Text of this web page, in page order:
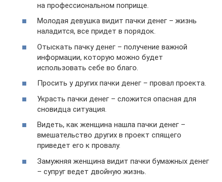
на профессиональном поприще.
Молодая девушка видит пачки денег – жизнь
наладится, все придет в порядок.
Отыскать пачку денег – получение важной
информации, которую можно будет
использовать себе во благо.
Просить у других пачки денег – провал проекта.
Украсть пачки денег – сложится опасная для
сновидца ситуация.
Видеть, как женщина нашла пачки денег –
вмешательство других в проект спящего
приведет его к провалу.
Замужняя женщина видит пачки бумажных денег
– супруг ведет двойную жизнь.